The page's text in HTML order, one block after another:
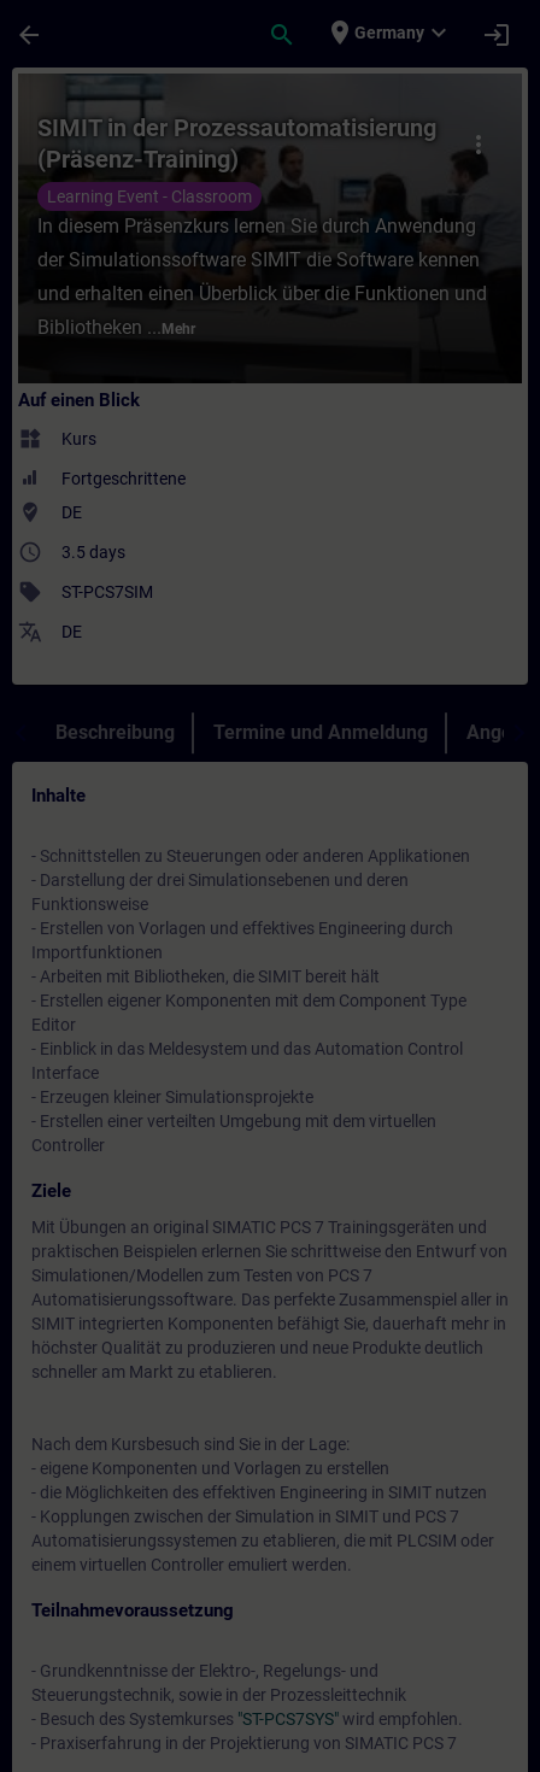
arrow_back search place Germany expand_more login
Kurs - SIMIT in der
more_vert
SIMIT in der Prozessautomatisierung
(Präsenz-Training)
Learning Event - Classroom
In diesem Präsenzkurs lernen Sie durch Anwendung
der Simulationssoftware SIMIT die Software kennen
und erhalten einen Überblick über die Funktionen und
Bibliotheken ... Mehr
Auf einen Blick
widgets Kurs
Fortgeschrittene
where_to_vote DE
access_time 3.5 days
sell ST-PCS7SIM
translate DE
Beschreibung Termine und Anmeldung Angebot
Inhalte
- Schnittstellen zu Steuerungen oder anderen Applikationen
- Darstellung der drei Simulationsebenen und deren
Funktionsweise
- Erstellen von Vorlagen und effektives Engineering durch
Importfunktionen
- Arbeiten mit Bibliotheken, die SIMIT bereit hält
- Erstellen eigener Komponenten mit dem Component Type
Editor
- Einblick in das Meldesystem und das Automation Control
Interface
- Erzeugen kleiner Simulationsprojekte
- Erstellen einer verteilten Umgebung mit dem virtuellen
Controller
Ziele
Mit Übungen an original SIMATIC PCS 7 Trainingsgeräten und
praktischen Beispielen erlernen Sie schrittweise den Entwurf von
Simulationen/Modellen zum Testen von PCS 7
Automatisierungssoftware. Das perfekte Zusammenspiel aller in
SIMIT integrierten Komponenten befähigt Sie, dauerhaft mehr in
höchster Qualität zu produzieren und neue Produkte deutlich
schneller am Markt zu etablieren.
Nach dem Kursbesuch sind Sie in der Lage:
- eigene Komponenten und Vorlagen zu erstellen
- die Möglichkeiten des effektiven Engineering in SIMIT nutzen
- Kopplungen zwischen der Simulation in SIMIT und PCS 7
Automatisierungssystemen zu etablieren, die mit PLCSIM oder
einem virtuellen Controller emuliert werden.
Teilnahmevoraussetzung
- Grundkenntnisse der Elektro-, Regelungs- und
Steuerungstechnik, sowie in der Prozessleittechnik
- Besuch des Systemkurses "ST-PCS7SYS"wird empfohlen.
- Praxiserfahrung in der Projektierung von SIMATIC PCS 7